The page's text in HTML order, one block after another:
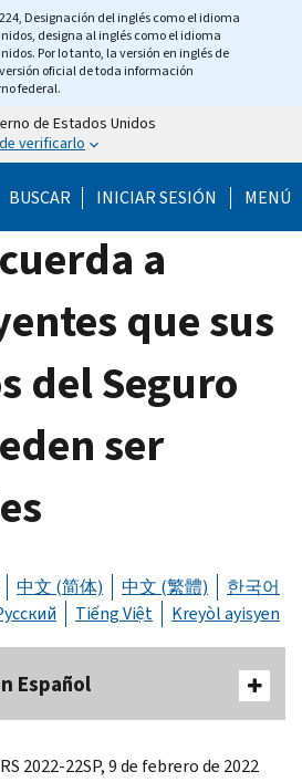
Designación del inglés como el idioma
designa al inglés como el idioma
Por lo tanto, la versión en inglés de
oficial de toda información
federal.
de Estados Unidos
verificarlo
BUSCAR INICIAR SESIÓN MENÚ
a
que sus
del Seguro
ser
中文 (简体) 中文 (繁體)
한국어
Tiếng Việt Kreyòl ayisyen
Español
2022-22SP, 9 de febrero de 2022